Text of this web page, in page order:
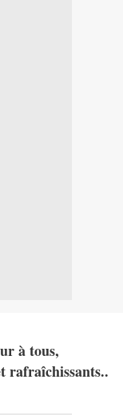
à tous,
rafraîchissants..